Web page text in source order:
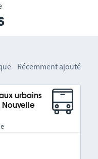
Récemment ajouté
urbains